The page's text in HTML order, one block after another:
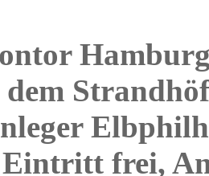
Eintritt frei,